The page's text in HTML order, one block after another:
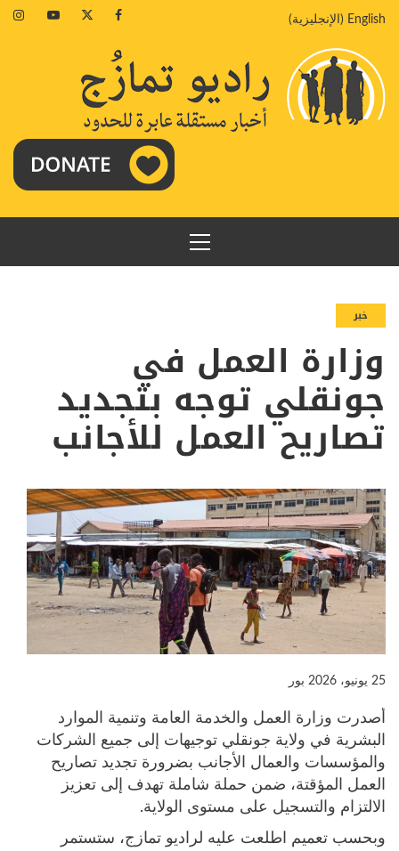
إلىEnglish
( الإنجليزية)
Facebook
Twitter
Youtube
القائمة
الرئيسية
خبر
وزارة العمل في
جونقلي توجه بتجديد
تصاريح العمل للأجانب
25 يونيو، 2026 بور
أصدرت وزارة العمل والخدمة العامة وتنمية الموارد
البشرية في ولاية جونقلي توجيهات إلى جميع الشركات
والمؤسسات والعمال الأجانب بضرورة تجديد تصاريح
العمل المؤقتة، ضمن حملة شاملة تهدف إلى تعزيز
الالتزام والتسجيل على مستوى الولاية.
وبحسب تعميم اطلعت عليه لراديو تمازج، ستستمر